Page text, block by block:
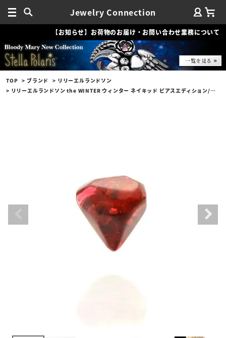
Jewelry Connection
【お知らせ】お荷物のお届け・お問い合わせ業務について
TOP ブランド
リリーエルランドソン
リリーエルランドソン the WINTER ウィンター ネイキッド ピアスエディション/レッド